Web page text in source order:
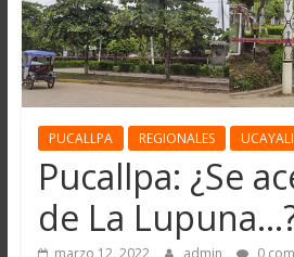
PUCALLPA REGIONALES UCAYALI
Pucallpa: ¿Se
de La